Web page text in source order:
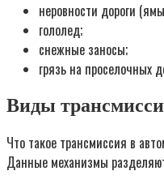
неровности дороги
гололед;
снежные заносы;
грязь на проселочных
Виды
Что такое трансмиссия в
Данные механизмы